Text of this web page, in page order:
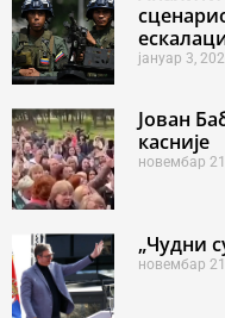
јануар 3,
Јован
касније
новембар
„Чудни
новембар